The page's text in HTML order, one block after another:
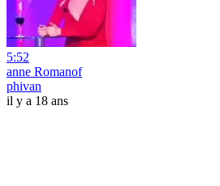
5:52
anne Romanof
phivan
il y a 18 ans